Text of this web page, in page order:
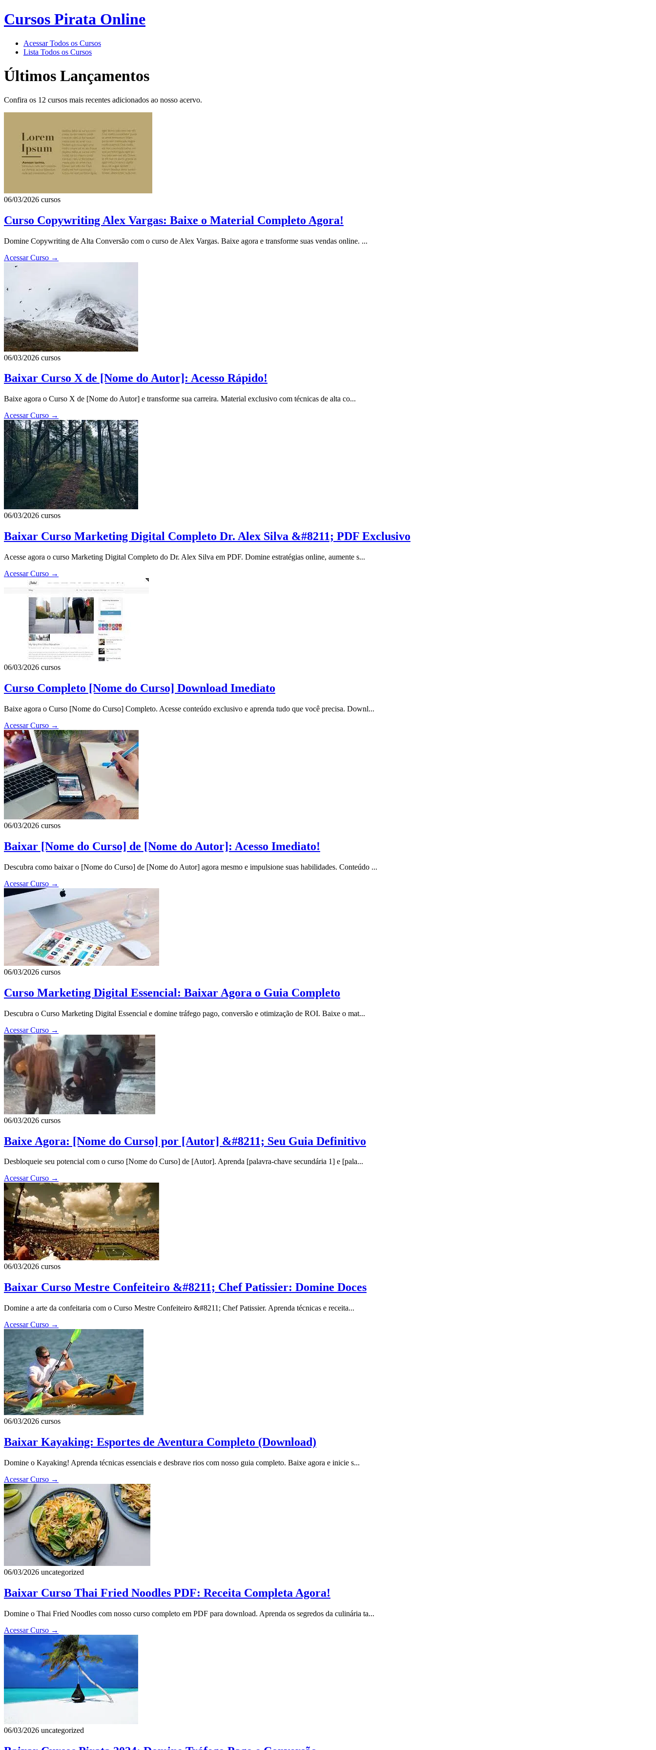
Cursos Pirata Online
Acessar Todos os Cursos
Lista Todos os Cursos
Últimos Lançamentos
Confira os 12 cursos mais recentes adicionados ao nosso acervo.
06/03/2026 cursos
Curso Copywriting Alex Vargas: Baixe o Material Completo Agora!
Domine Copywriting de Alta Conversão com o curso de Alex Vargas. Baixe agora e transforme suas vendas online. ...
Acessar Curso →
06/03/2026 cursos
Baixar Curso X de [Nome do Autor]: Acesso Rápido!
Baixe agora o Curso X de [Nome do Autor] e transforme sua carreira. Material exclusivo com técnicas de alta co...
Acessar Curso →
06/03/2026 cursos
Baixar Curso Marketing Digital Completo Dr. Alex Silva &#8211; PDF Exclusivo
Acesse agora o curso Marketing Digital Completo do Dr. Alex Silva em PDF. Domine estratégias online, aumente s...
Acessar Curso →
06/03/2026 cursos
Curso Completo [Nome do Curso] Download Imediato
Baixe agora o Curso [Nome do Curso] Completo. Acesse conteúdo exclusivo e aprenda tudo que você precisa. Downl...
Acessar Curso →
06/03/2026 cursos
Baixar [Nome do Curso] de [Nome do Autor]: Acesso Imediato!
Descubra como baixar o [Nome do Curso] de [Nome do Autor] agora mesmo e impulsione suas habilidades. Conteúdo ...
Acessar Curso →
06/03/2026 cursos
Curso Marketing Digital Essencial: Baixar Agora o Guia Completo
Descubra o Curso Marketing Digital Essencial e domine tráfego pago, conversão e otimização de ROI. Baixe o mat...
Acessar Curso →
06/03/2026 cursos
Baixe Agora: [Nome do Curso] por [Autor] &#8211; Seu Guia Definitivo
Desbloqueie seu potencial com o curso [Nome do Curso] de [Autor]. Aprenda [palavra-chave secundária 1] e [pala...
Acessar Curso →
06/03/2026 cursos
Baixar Curso Mestre Confeiteiro &#8211; Chef Patissier: Domine Doces
Domine a arte da confeitaria com o Curso Mestre Confeiteiro &#8211; Chef Patissier. Aprenda técnicas e receita...
Acessar Curso →
06/03/2026 cursos
Baixar Kayaking: Esportes de Aventura Completo (Download)
Domine o Kayaking! Aprenda técnicas essenciais e desbrave rios com nosso guia completo. Baixe agora e inicie s...
Acessar Curso →
06/03/2026 uncategorized
Baixar Curso Thai Fried Noodles PDF: Receita Completa Agora!
Domine o Thai Fried Noodles com nosso curso completo em PDF para download. Aprenda os segredos da culinária ta...
Acessar Curso →
06/03/2026 uncategorized